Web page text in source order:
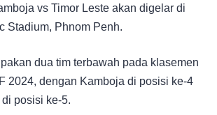
vs Timor Leste akan digelar di
Stadium, Phnom Penh.
dua tim terbawah pada klasemen
2024, dengan Kamboja di posisi ke-4
posisi ke-5.